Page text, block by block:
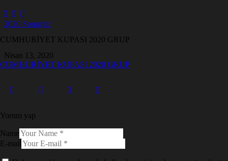
2020 Sonuçlar
CUMHURİYET KUPASI 2020 GRUP
Nisan 13, 2020
CUMHURİYET KUPASI 2020 GRUP
Yorum yap
Name
E-mail